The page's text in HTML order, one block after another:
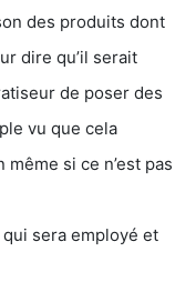
des produits dont
dire qu’il serait
de poser des
vu que cela
si ce n’est pas
sera employé et